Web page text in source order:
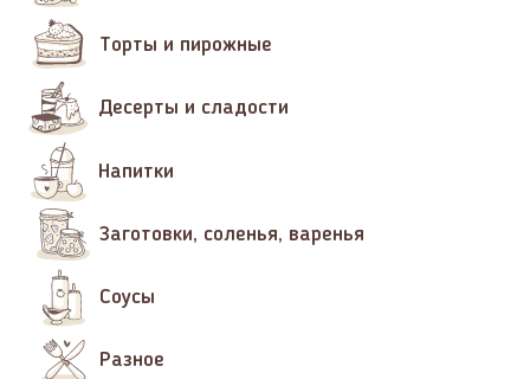
Торты и пирожные
Десерты и сладости
Напитки
Заготовки, соленья, варенья
Соусы
Разное